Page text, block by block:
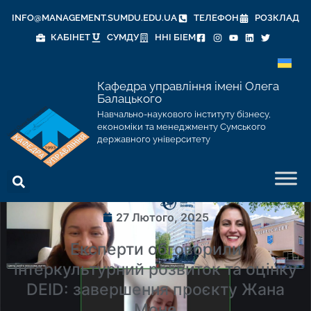
INFO@MANAGEMENT.SUMDU.EDU.UA ТЕЛЕФОН
РОЗКЛАД
КАБІНЕТ
СУМДУ ННІ БІЕМ
Кафедра управління імені Олега
Балацького
Навчально-наукового інституту бізнесу,
економіки та менеджменту Сумського
державного університету
27 Лютого, 2025
Експерти обговорили
інтеркультурний розвиток та оцінку
DEID: завершення проєкту Жана